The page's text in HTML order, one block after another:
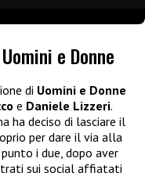
e Donne
di Uomini e Donne
e Daniele Lizzeri.
ha deciso di lasciare il
per dare il via alla
i due, dopo aver
sui social affiatati